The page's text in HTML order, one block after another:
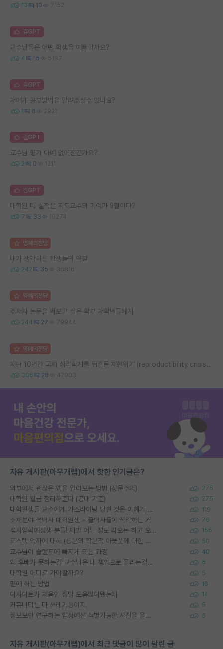
13 10 7152
김GPT
교수님들은 어떤 학생을 예뻐할까요?
4 15 5197
김GPT
저에게 공부방법을 알려주실수 있나요?
1 8 2921
김GPT
교수님 평가 아예 없어진건가요?
2 0 1211
김GPT
대학원 때 실적은 지도교수의 기여가 9할이다?
7 33 10274
명예의전당
내가 생각하는 학생들의 역할
242 35 36816
명예의전당
주저자 논문을 써보고 싶은 학부 저학년들에게
244 27 79944
명예의전당
지난 10년간 국제 심리학계를 뒤흔든 재현위기 (reproductibility crisis) 요약 (1편)
306 28 42903
자유 게시판(아무개랩)에서 핫한 인기글은?
외부에서 괜찮은 랩을 알아보는 방법 (장문주의) 275
대학원 월급 정리해준다 (공대 기준) 275
대학원생들 교수에게 가스라이팅 당한 것은 이해가 갑니다. 안타깝네요. 119
소재분야 석박사 대학원생 + 물박사들이 착각하는 거 76
석사입학예정생 분들! 제발 어느 정도 각오는 하고 오세요. 156
포스텍 억까에 대해 (동문의 학문적 아웃풋에 대한 반박) 50
교수님이 슬럼프에 빠지게 되는 과정 40
왜 후배가 못하는걸 교수님은 내 책임으로 돌리는걸까요? 6
대학원 어디로 가야할까요? 5
편애 하는 방법 16
이사이트가 처음엔 정말 도움많이됐는데 14
커뮤니티는 다 쓰레기통이지 6
정보보안 연구하는 입장에선 식별가능한 사진을 올리는건 비추이긴함 6
자유 게시판(아무개랩)에서 최근 댓글이 많이 달린 글